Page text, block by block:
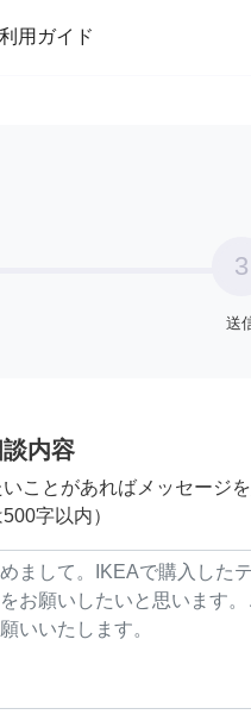
用ガイド
料理
3
送
内容
ことがあればメッセージ
字以内）